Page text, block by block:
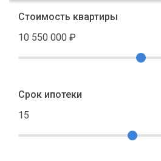
Стоимость квартиры
10 550 000 ₽
Срок ипотеки
15